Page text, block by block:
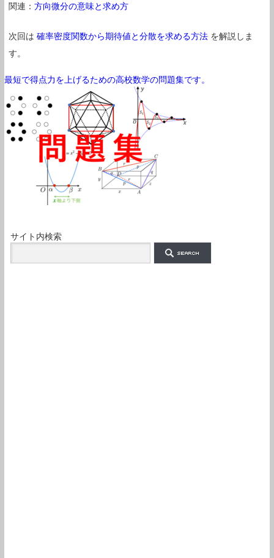
関連： 方向微分の意味と求め方
次回は 確率密度関数から期待値と分散を求める方法 を解説しま
す。
最短で得点力を上げるための高校数学の問題集です。
サイト内検索